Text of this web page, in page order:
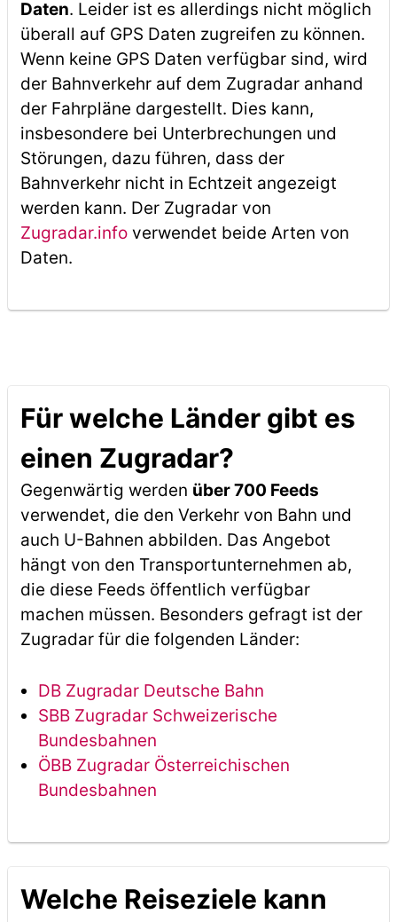
Daten. Leider ist es allerdings nicht möglich
überall auf GPS Daten zugreifen zu können.
Wenn keine GPS Daten verfügbar sind, wird
der Bahnverkehr auf dem Zugradar anhand
der Fahrpläne dargestellt. Dies kann,
insbesondere bei Unterbrechungen und
Störungen, dazu führen, dass der
Bahnverkehr nicht in Echtzeit angezeigt
werden kann. Der Zugradar von
Zugradar.infoverwendet beide Arten von
Daten.
Für welche Länder gibt es
einen Zugradar?
Gegenwärtig werden über 700 Feeds
verwendet, die den Verkehr von Bahn und
auch U-Bahnen abbilden. Das Angebot
hängt von den Transportunternehmen ab,
die diese Feeds öffentlich verfügbar
machen müssen. Besonders gefragt ist der
Zugradar für die folgenden Länder:
DB Zugradar Deutsche Bahn
SBB Zugradar Schweizerische
Bundesbahnen
ÖBB Zugradar Österreichischen
Bundesbahnen
Welche Reiseziele kann